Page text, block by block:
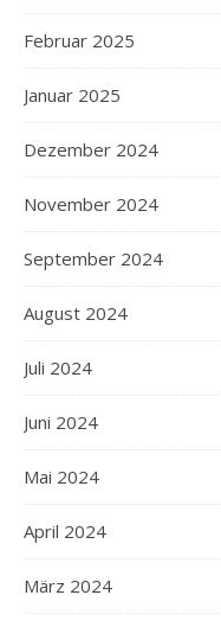
Februar 2025
Januar 2025
Dezember 2024
November 2024
September 2024
August 2024
Juli 2024
Juni 2024
Mai 2024
April 2024
März 2024